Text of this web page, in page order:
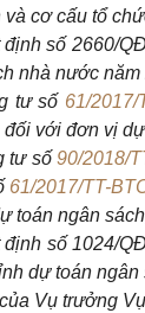
cơ cấu tổ
định số 2660/
nhà nước năm
tư số 61/2017/
với đơn vị
tư số90/2018/
61/2017/TT-
toán ngân
định số 1024/
dự toán
Vụ trưởng